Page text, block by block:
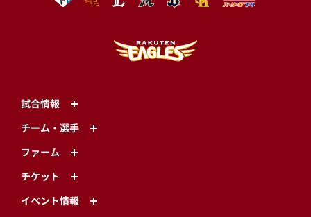
試合情報
チーム・選手
ファーム
チケット
イベント情報